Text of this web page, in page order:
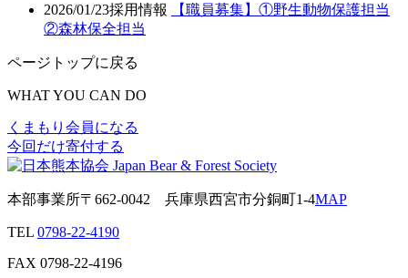
2026/01/23採用情報
【職員募集】①野生動物保護担当
②森林保全担当
ページトップに戻る
WHAT YOU CAN DO
くまもり会員になる
今回だけ寄付する
本部事業所〒662-0042 兵庫県西宮市分銅町1-4MAP
TEL 0798-22-4190
FAX 0798-22-4196